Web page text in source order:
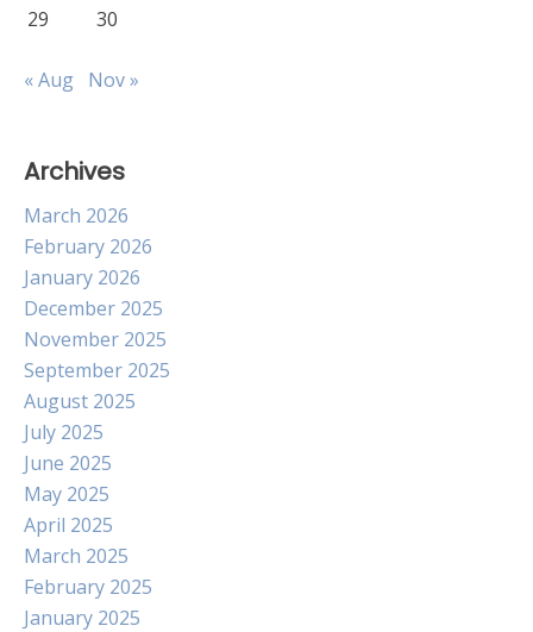
29
30
« Aug Nov »
Archives
March 2026
February 2026
January 2026
December 2025
November 2025
September 2025
August 2025
July 2025
June 2025
May 2025
April 2025
March 2025
February 2025
January 2025